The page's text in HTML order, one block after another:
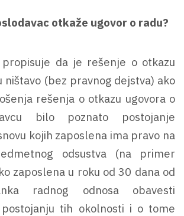
otkaže ugovor o radu?
da je rešenje o otkazu
ništavo (bez pravnog dejstva) ako
rešenja o otkazu ugovora o
bilo poznato postojanje
kojih zaposlena ima pravo na
odsustva (na primer
zaposlena u roku od 30 dana od
radnog odnosa obavesti
postojanju tih okolnosti i o tome